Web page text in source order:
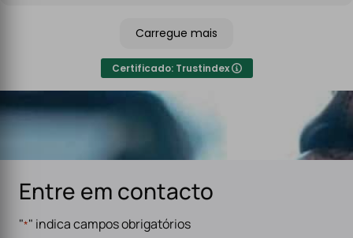
um serviço de eletricidade de confiança,
especialmente para carregadores de veículos
elétricos. Serviço rápido, eficiente e de alta qualidade.
Carregue mais
Certificado: Trustindex
Entre em contacto
"*" indica campos obrigatórios